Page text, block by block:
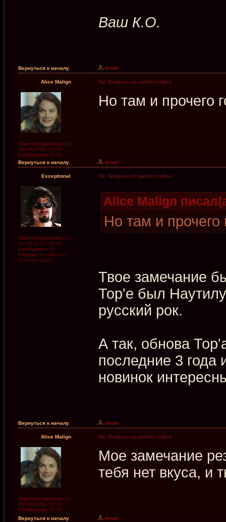
Ваш К.О.
Вернуться к началу
Alice Malign Re: Вопросы по работе сайта
Зарегистрирован: Ср
20.09.2006, 07:38
Сообщения: 6781
Но там и прочего
Вернуться к началу
Exceptional Re: Вопросы по работе сайта
Зарегистрирован: Сб
10.10.2015, 13:44
Сообщения: 63
Откуда: Челябинск/
Екатеринбург
Alice Malign
Но там и прочего
Твое замечание
Тор'е был
русский рок.
А так, обнова
последние 3 года
новинок
Вернуться к началу
Alice Malign Re: Вопросы по работе сайта
Зарегистрирован: Ср
20.09.2006, 07:38
Сообщения: 6781
Мое замечание
тебя нет вкуса, и
Вернуться к началу